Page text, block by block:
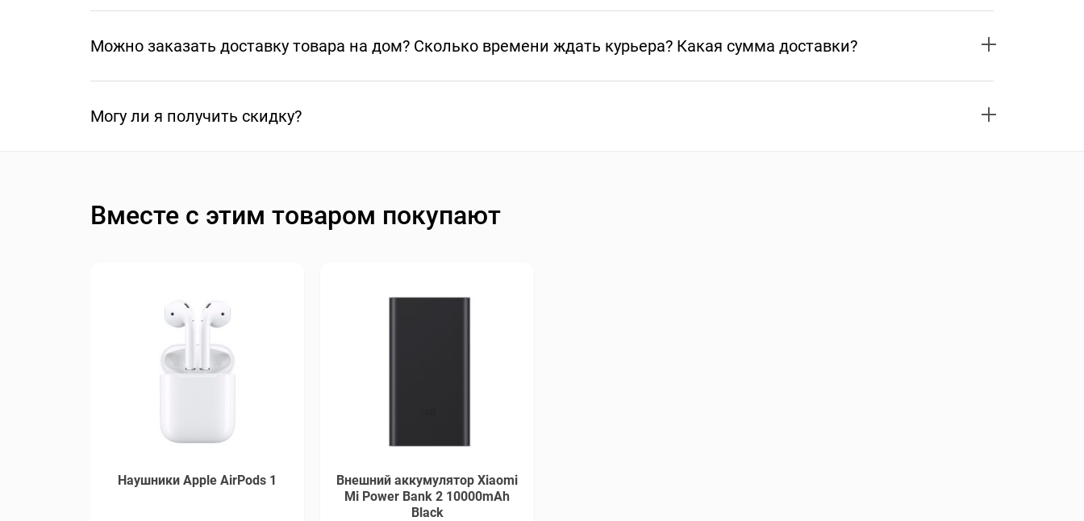
Можно заказать доставку товара на дом? Сколько времени ждать курьера? Какая сумма доставки?
Могу ли я получить скидку?
Вместе с этим товаром покупают
Наушники Apple AirPods 1
Внешний аккумулятор Xiaomi
Mi Power Bank 2 10000mAh
Black